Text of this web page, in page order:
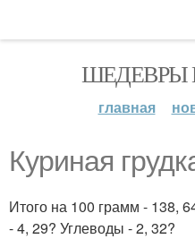
ШЕДЕВРЫ
главная
Куриная
Итого на 100 грамм - 138,
- 4, 29? Углеводы - 2, 32?